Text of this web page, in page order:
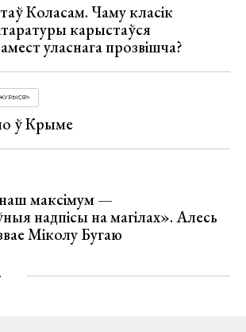
Коласам. Чаму класік
карыстаўся
уласнага прозвішча?
ў Крыме
максімум —
надпісы на магілах». Алесь
Міколу Бугаю